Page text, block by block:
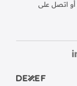
أو اتصل على